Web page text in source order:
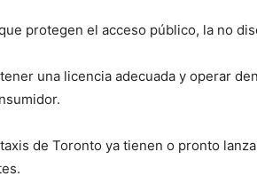
protegen el acceso público, la no
una licencia adecuada y operar
de Toronto ya tienen o pronto